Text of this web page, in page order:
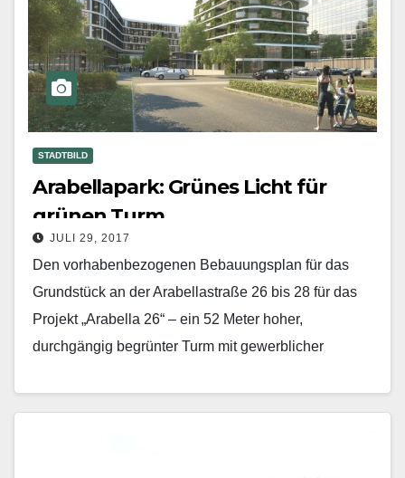
STADTBILD
Arabellapark: Grünes Licht für
grünen Turm
JULI 29, 2017
Den vorhabenbezogenen Bebauungsplan für das
Grundstück an der Arabellastraße 26 bis 28 für das
Projekt „Arabella 26“ – ein 52 Meter hoher,
durchgängig begrünter Turm mit gewerblicher
Mehr erfahren